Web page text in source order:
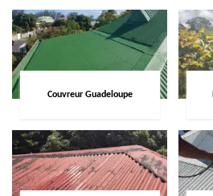
Couvreur Guadeloupe